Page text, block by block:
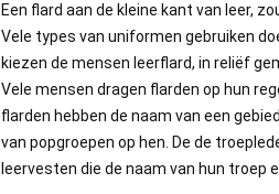
Een flard aan de kleine kant van leer,
Vele types van uniformen gebruiken
kiezen de mensen leerflard, in reliëf
Vele mensen dragen flarden op hun
flarden hebben de naam van een
van popgroepen op hen. De de
leervesten die de naam van hun troep